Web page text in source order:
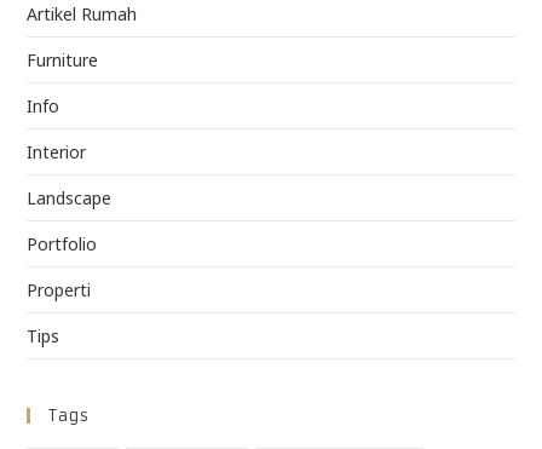
Artikel Rumah
Furniture
Info
Interior
Landscape
Portfolio
Properti
Tips
Tags